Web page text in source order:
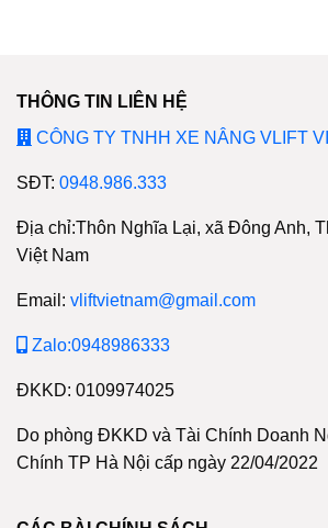
THÔNG TIN LIÊN HỆ
CÔNG TY TNHH XE NÂNG VLIFT
SĐT: 0948.986.333
Địa chỉ:Thôn Nghĩa Lại, xã Đông Anh,
Việt Nam
Email: vliftvietnam@gmail.com
Zalo:0948986333
ĐKKD: 0109974025
Do phòng ĐKKD và Tài Chính Doanh
Chính TP Hà Nội cấp ngày 22/04/2022